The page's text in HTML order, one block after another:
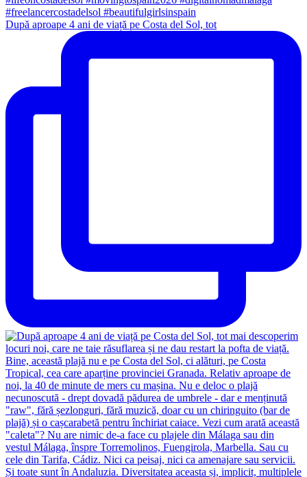
După aproape 4 ani de viață pe Costa del Sol, tot